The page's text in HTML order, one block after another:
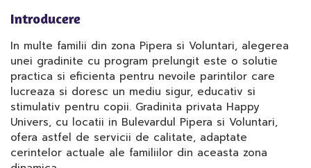
Introducere
In multe familii din zona Pipera si Voluntari, alegerea
unei gradinite cu program prelungit este o solutie
practica si eficienta pentru nevoile parintilor care
lucreaza si doresc un mediu sigur, educativ si
stimulativ pentru copii. Gradinita privata Happy
Univers, cu locatii in Bulevardul Pipera si Voluntari,
ofera astfel de servicii de calitate, adaptate
cerintelor actuale ale familiilor din aceasta zona